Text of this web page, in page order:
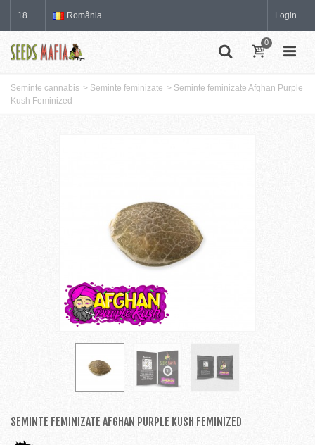
18+ România Login
0
Seminte cannabis > Seminte feminizate > Seminte feminizate Afghan Purple
Kush Feminized
SEMINTE FEMINIZATE AFGHAN PURPLE KUSH FEMINIZED